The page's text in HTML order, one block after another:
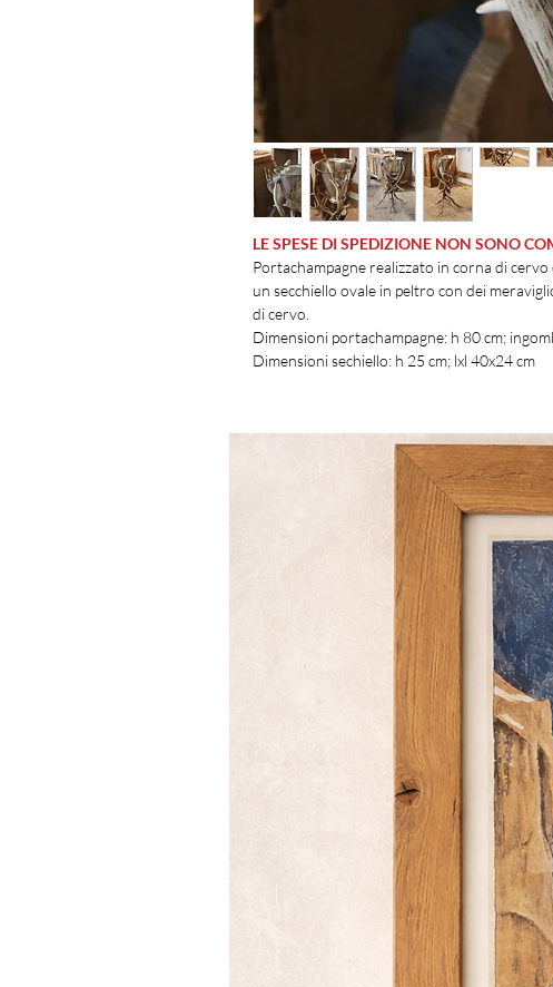
LE SPESE DI SPEDIZIONE NON SONO
Portachampagne realizzato in corna di
un secchiello ovale in peltro con dei
di cervo.
Dimensioni portachampagne: h 80 cm;
Dimensioni sechiello: h 25 cm; lxl 40x24 cm